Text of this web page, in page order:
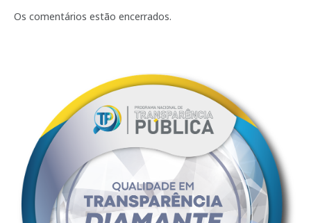
Os comentários estão encerrados.